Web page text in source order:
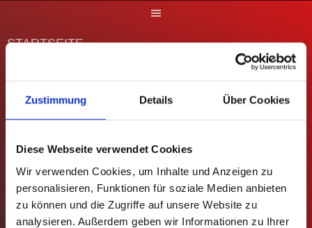
Zustimmung Details Über Cookies
Diese Webseite verwendet Cookies
Wir verwenden Cookies, um Inhalte und Anzeigen zu
personalisieren, Funktionen für soziale Medien anbieten
zu können und die Zugriffe auf unsere Website zu
analysieren. Außerdem geben wir Informationen zu Ihrer
STARTSEITE
MATCHES
MANNSCHAFTEN
TABELLEN
SPIELPLÄNE